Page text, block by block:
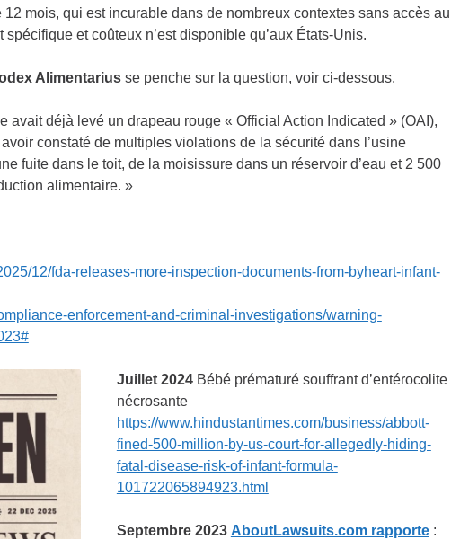
mois, qui est incurable dans de nombreux contextes sans accès au
et coûteux n’est disponible qu’aux États-Unis.
Alimentariusse penche sur la question, voir ci-dessous.
avait déjà levé un drapeau rouge « Official Action Indicated » (OAI),
constaté de multiples violations de la sécurité dans l’usine
fuite dans le toit, de la moisissure dans un réservoir d’eau et 2 500
alimentaire. »
12/fda-releases-more-inspection-documents-from-byheart-infant-
enforcement-and-criminal-investigations/warning-
Juillet 2024Bébé prématuré souffrant d’entérocolite
nécrosante
https://www.hindustantimes.com/business/abbott-
fined-500-million-by-us-court-for-allegedly-hiding-
fatal-disease-risk-of-infant-formula-
101722065894923.html
Septembre 2023 AboutLawsuits.com rapporte: